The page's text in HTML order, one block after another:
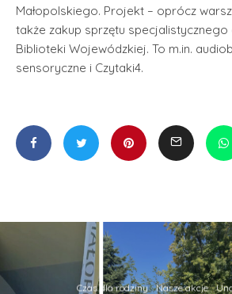
Małopolskiego. Projekt – oprócz
także zakup sprzętu
Biblioteki Wojewódzkiej. To m.in.
sensoryczne i Czytaki4.
Czas dla rodziny Nasze akcje